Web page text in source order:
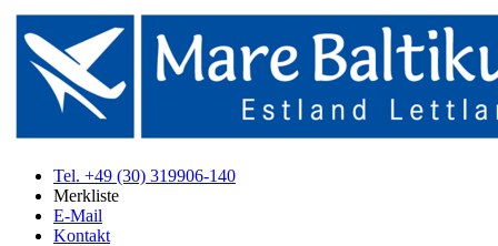
Tel. +49 (30) 319906-140
Merkliste
E-Mail
Kontakt